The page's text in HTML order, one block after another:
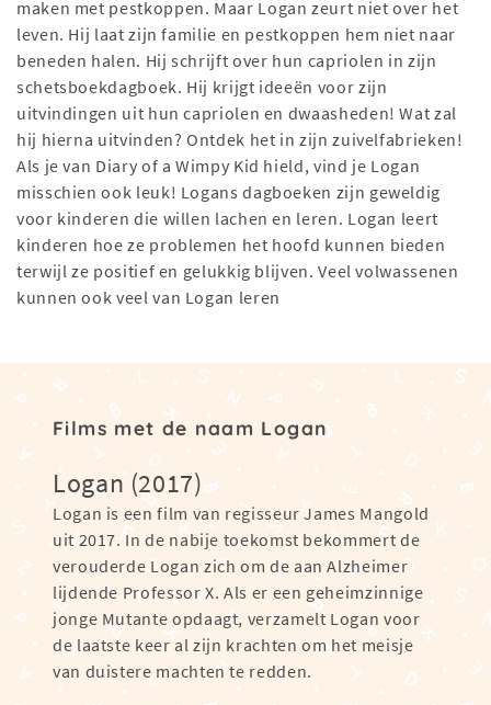
maken met pestkoppen. Maar Logan zeurt niet over het
leven. Hij laat zijn familie en pestkoppen hem niet naar
beneden halen. Hij schrijft over hun capriolen in zijn
schetsboekdagboek. Hij krijgt ideeën voor zijn
uitvindingen uit hun capriolen en dwaasheden! Wat zal
hij hierna uitvinden? Ontdek het in zijn zuivelfabrieken!
Als je van Diary of a Wimpy Kid hield, vind je Logan
misschien ook leuk! Logans dagboeken zijn geweldig
voor kinderen die willen lachen en leren. Logan leert
kinderen hoe ze problemen het hoofd kunnen bieden
terwijl ze positief en gelukkig blijven. Veel volwassenen
kunnen ook veel van Logan leren
Films met de naam Logan
Logan (2017)
Logan is een film van regisseur James Mangold
uit 2017. In de nabije toekomst bekommert de
verouderde Logan zich om de aan Alzheimer
lijdende Professor X. Als er een geheimzinnige
jonge Mutante opdaagt, verzamelt Logan voor
de laatste keer al zijn krachten om het meisje
van duistere machten te redden.